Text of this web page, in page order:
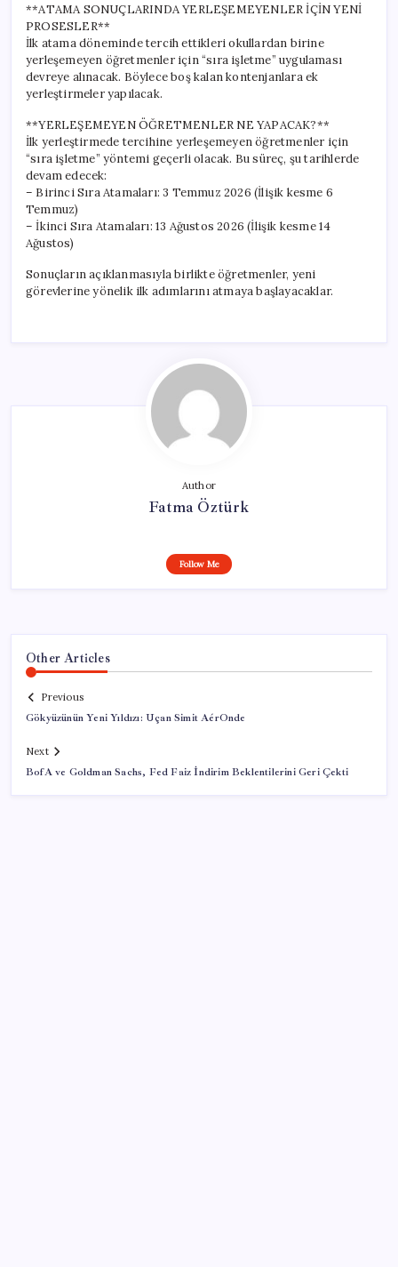
**ATAMA SONUÇLARINDA YERLEŞEMEYENLER İÇİN YENİ
PROSESLER**
İlk atama döneminde tercih ettikleri okullardan birine
yerleşemeyen öğretmenler için “sıra işletme” uygulaması
devreye alınacak. Böylece boş kalan kontenjanlara ek
yerleştirmeler yapılacak.
**YERLEŞEMEYEN ÖĞRETMENLER NE YAPACAK?**
İlk yerleştirmede tercihine yerleşemeyen öğretmenler için
“sıra işletme” yöntemi geçerli olacak. Bu süreç, şu tarihlerde
devam edecek:
– Birinci Sıra Atamaları: 3 Temmuz 2026 (İlişik kesme 6
Temmuz)
– İkinci Sıra Atamaları: 13 Ağustos 2026 (İlişik kesme 14
Ağustos)
Sonuçların açıklanmasıyla birlikte öğretmenler, yeni
görevlerine yönelik ilk adımlarını atmaya başlayacaklar.
Author
Fatma Öztürk
Follow Me
Other Articles
Previous
Gökyüzünün Yeni Yıldızı: Uçan Simit AérOnde
Next
BofA ve Goldman Sachs, Fed Faiz İndirim Beklentilerini Geri Çekti